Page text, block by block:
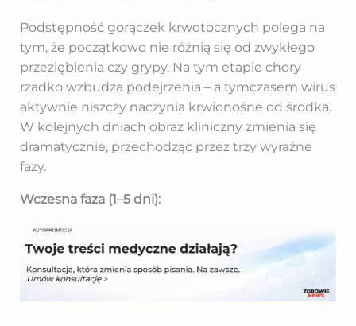
Podstępność gorączek krwotocznych polega na
tym, że początkowo nie różnią się od zwykłego
przeziębienia czy grypy. Na tym etapie chory
rzadko wzbudza podejrzenia – a tymczasem wirus
aktywnie niszczy naczynia krwionośne od środka.
W kolejnych dniach obraz kliniczny zmienia się
dramatycznie, przechodząc przez trzy wyraźne
fazy.
Wczesna faza (1–5 dni):